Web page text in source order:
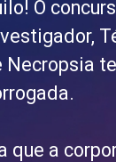
O
Necropsia
que a